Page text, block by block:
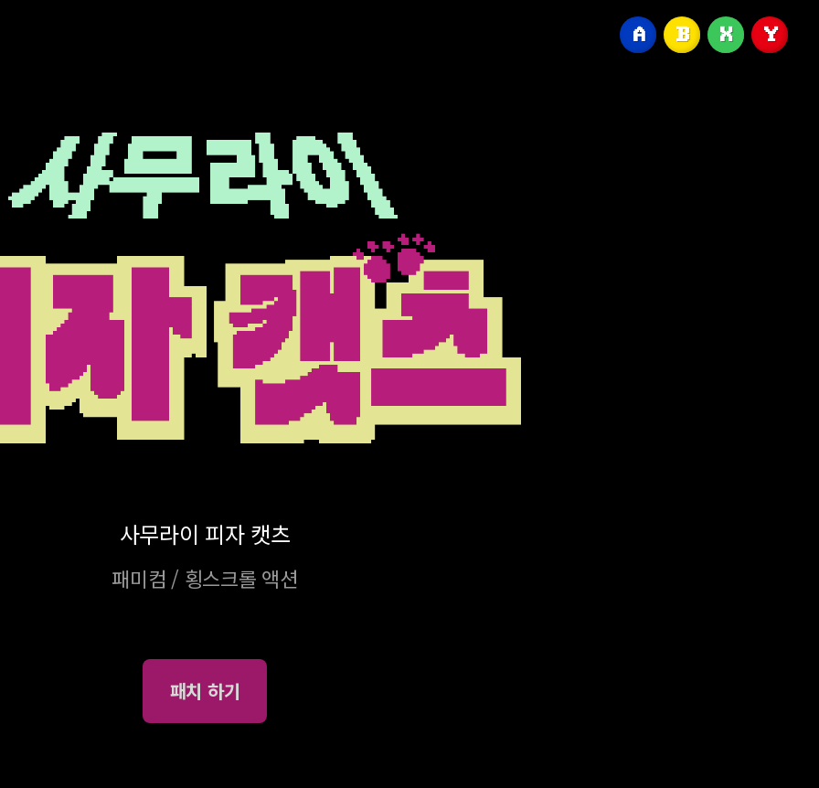
A B X Y
사무라이 피자 캣츠
패미컴 / 횡스크롤 액션
패치 하기